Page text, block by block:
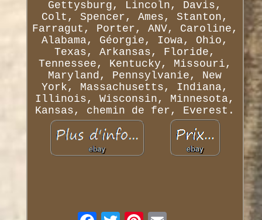
Gettysburg, Lincoln, Davis,
Colt, Spencer, Ames, Stanton,
Farragut, Porter, ANV, Caroline,
Alabama, Géorgie, Iowa, Ohio,
Texas, Arkansas, Floride,
Tennessee, Kentucky, Missouri,
Maryland, Pennsylvanie, New
York, Massachusetts, Indiana,
Illinois, Wisconsin, Minnesota,
Kansas, chemin de fer, Everest.